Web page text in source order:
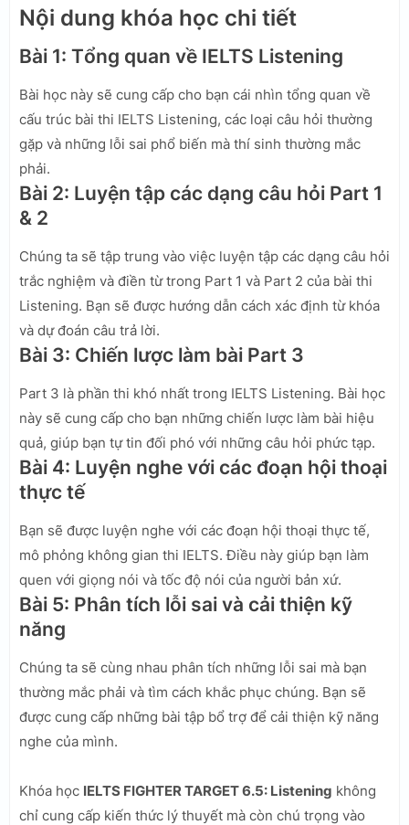
Nội dung khóa học chi tiết
Bài 1: Tổng quan về IELTS Listening
Bài học này sẽ cung cấp cho bạn cái nhìn tổng quan về
cấu trúc bài thi IELTS Listening, các loại câu hỏi thường
gặp và những lỗi sai phổ biến mà thí sinh thường mắc
phải.
Bài 2: Luyện tập các dạng câu hỏi Part 1
& 2
Chúng ta sẽ tập trung vào việc luyện tập các dạng câu hỏi
trắc nghiệm và điền từ trong Part 1 và Part 2 của bài thi
Listening. Bạn sẽ được hướng dẫn cách xác định từ khóa
và dự đoán câu trả lời.
Bài 3: Chiến lược làm bài Part 3
Part 3 là phần thi khó nhất trong IELTS Listening. Bài học
này sẽ cung cấp cho bạn những chiến lược làm bài hiệu
quả, giúp bạn tự tin đối phó với những câu hỏi phức tạp.
Bài 4: Luyện nghe với các đoạn hội thoại
thực tế
Bạn sẽ được luyện nghe với các đoạn hội thoại thực tế,
mô phỏng không gian thi IELTS. Điều này giúp bạn làm
quen với giọng nói và tốc độ nói của người bản xứ.
Bài 5: Phân tích lỗi sai và cải thiện kỹ
năng
Chúng ta sẽ cùng nhau phân tích những lỗi sai mà bạn
thường mắc phải và tìm cách khắc phục chúng. Bạn sẽ
được cung cấp những bài tập bổ trợ để cải thiện kỹ năng
nghe của mình.
Khóa học IELTS FIGHTER TARGET 6.5: Listening không
chỉ cung cấp kiến thức lý thuyết mà còn chú trọng vào